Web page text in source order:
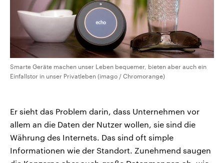
Smarte Geräte machen unser Leben bequemer, bieten aber auch ein
Einfallstor in unser Privatleben (imago / Chromorange)
Er sieht das Problem darin, dass Unternehmen vor
allem an die Daten der Nutzer wollen, sie sind die
Währung des Internets. Das sind oft simple
Informationen wie der Standort. Zunehmend saugen